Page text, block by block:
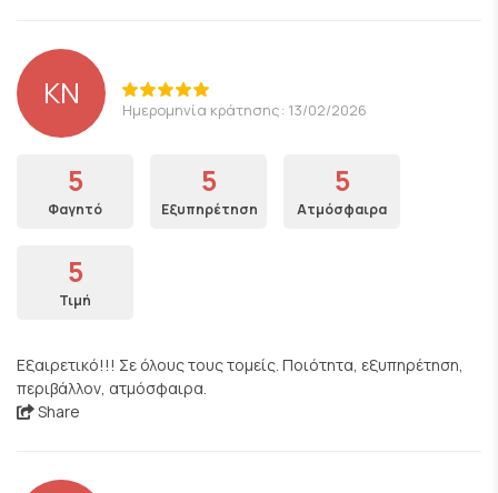
KN Ημερομηνία κράτησης: 13/02/2026
5
Φαγητό
5
Εξυπηρέτηση
5
Ατμόσφαιρα
5
Τιμή
Εξαιρετικό!!! Σε όλους τους τομείς. Ποιότητα, εξυπηρέτηση,
περιβάλλον, ατμόσφαιρα.
Share